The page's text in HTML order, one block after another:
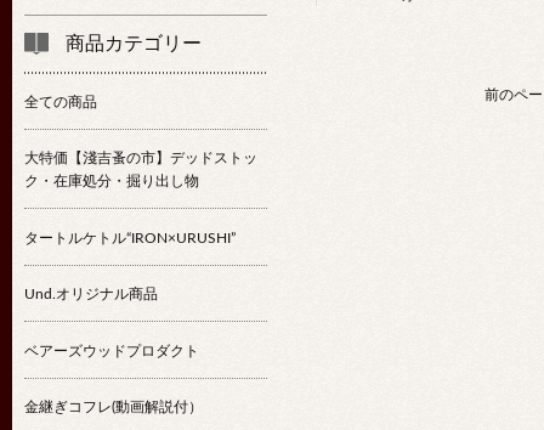
前のペ
商品カテゴリー
全ての商品
大特価【淺吉蚤の市】デッドストッ
ク・在庫処分・掘り出し物
タートルケトル“IRON×URUSHI”
Und.オリジナル商品
ベアーズウッドプロダクト
金継ぎコフレ(動画解説付）